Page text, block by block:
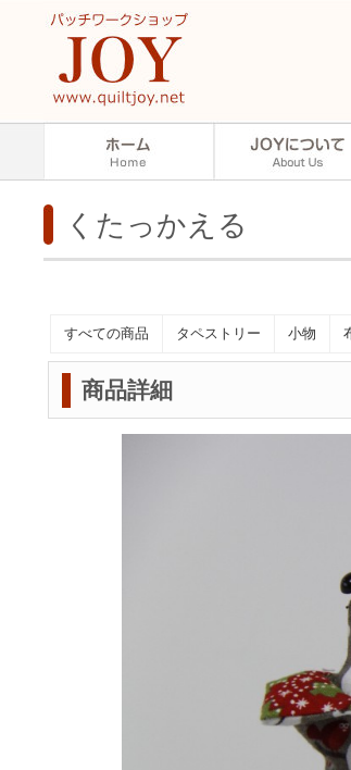
くたっかえる
すべての商品 タペストリー 小物
商品詳細